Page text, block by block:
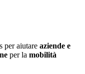
per aiutare aziende e
per la mobilità